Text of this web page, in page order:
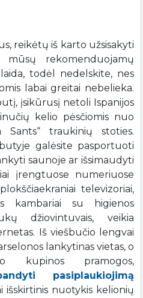
reikėtų iš karto užsisakyti
rekomenduojamų
todėl nedelskite, nes
labai greitai nebelieka.
įsikūrusį netoli Ispanijos
kelio pėsčiomis nuo
Sants“ traukinių stoties.
galėsite pasportuoti
saunoje ar išsimaudyti
įrengtuose numeriuose
televizoriai,
kambariai su higienos
džiovintuvais, veikia
Iš viešbučio lengvai
lankytinas vietas, o
kupinos pramogos,
pasiplaukiojimą
išskirtinis nuotykis kelionių